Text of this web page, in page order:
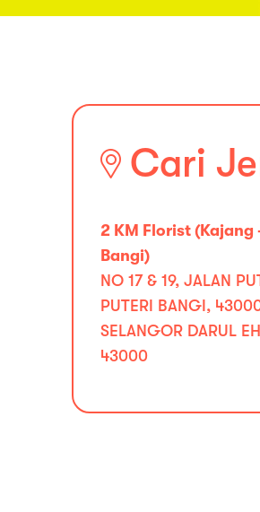
Cari
2 KM Florist (Kajang
Bangi)
NO 17 & 19, JALAN
PUTERI BANGI,
SELANGOR DARUL
43000